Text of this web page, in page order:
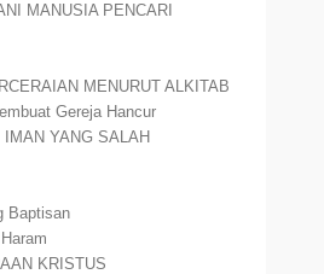
MANUSIA PENCARI
MENURUT ALKITAB
Gereja Hancur
YANG SALAH
Baptisan
KRISTUS